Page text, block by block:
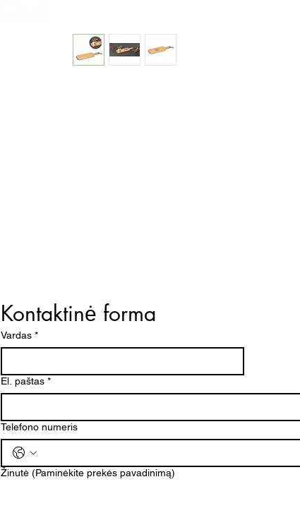
Kontaktinė forma
Vardas *
El. paštas *
Telefono numeris
Žinutė (Paminėkite prekės pavadinimą)